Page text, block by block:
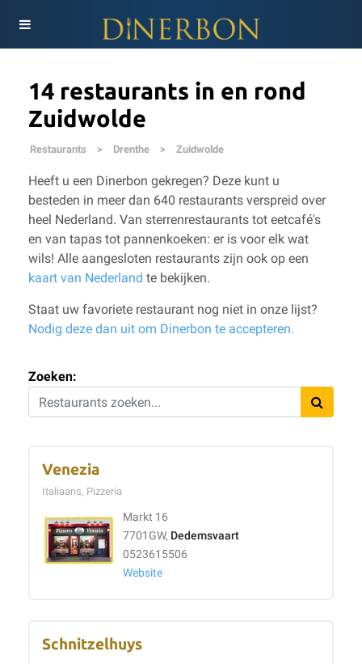
14 restaurants in en rond
Zuidwolde
Restaurants > Drenthe > Zuidwolde
Heeft u een Dinerbon gekregen? Deze kunt u
besteden in meer dan 640 restaurants verspreid over
heel Nederland. Van sterrenrestaurants tot eetcafé's
en van tapas tot pannenkoeken: er is voor elk wat
wils! Alle aangesloten restaurants zijn ook op een
kaart van Nederland te bekijken.
Staat uw favoriete restaurant nog niet in onze lijst?
Nodig deze dan uit om Dinerbon te accepteren.
Zoeken:
Venezia
Italiaans, Pizzeria
Markt 16
7701GW, Dedemsvaart
0523615506
Website
Schnitzelhuys